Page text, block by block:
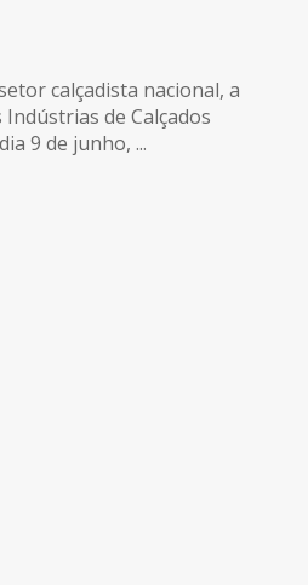
calçadista nacional, a
de Calçados
9 de junho, ...